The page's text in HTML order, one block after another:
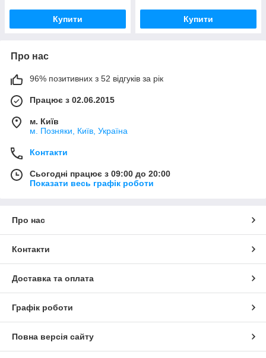
Купити Купити
Про нас
96% позитивних з 52 відгуків за рік
Працює з 02.06.2015
м. Київ
м. Позняки, Київ, Україна
Контакти
Сьогодні працює з 09:00 до 20:00
Показати весь графік роботи
Про нас
Контакти
Доставка та оплата
Графік роботи
Повна версія сайту